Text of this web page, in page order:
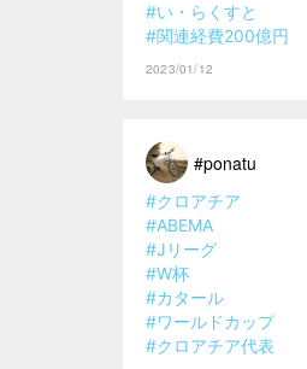
#い・らくすと
#関連経費200億円
2023/01/12
#ponatu
#クロアチア
#ABEMA
#Jリーグ
#W杯
#カタール
#ワールドカップ
#クロアチア代表